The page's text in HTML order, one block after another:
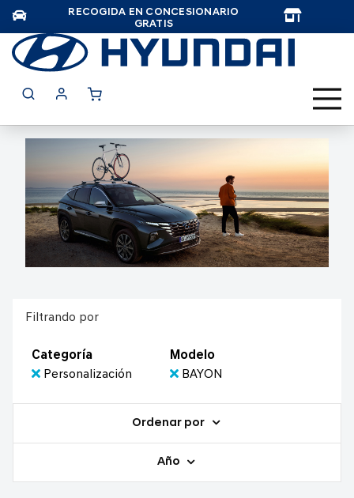
RECOGIDA EN CONCESIONARIO
GRATIS
Filtrando por
Categoría
Personalización
Modelo
BAYON
Ordenar por
Año